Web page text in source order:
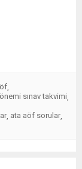
sınav takvimi
ata aöf sorular